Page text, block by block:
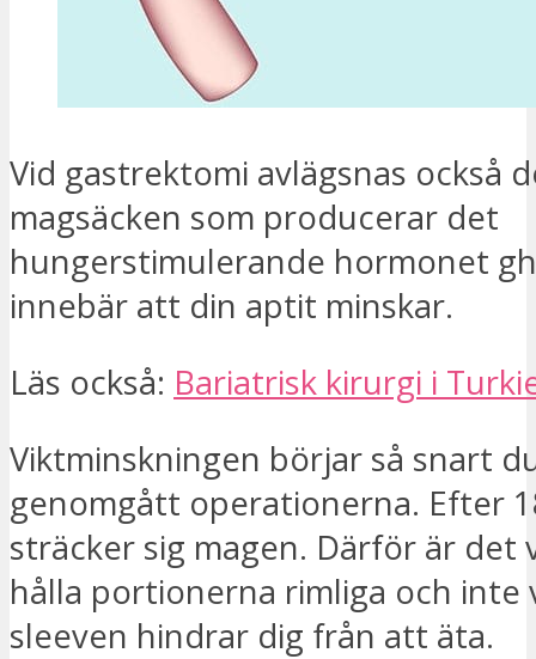
Vid gastrektomi avlägsnas också
magsäcken som producerar det
hungerstimulerande hormonet
innebär att din aptit minskar.
Läs också: Bariatrisk kirurgi i
Viktminskningen börjar så snart
genomgått operationerna. Efter
sträcker sig magen. Därför är det
hålla portionerna rimliga och inte
sleeven hindrar dig från att äta.